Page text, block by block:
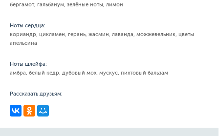
бергамот, гальбанум, зелёные ноты, лимон
Ноты сердца:
кориандр, цикламен, герань, жасмин, лаванда, можжевельник, цветы
апельсина
Ноты шлейфа:
амбра, белый кедр, дубовый мох, мускус, пихтовый бальзам
Рассказать друзьям: